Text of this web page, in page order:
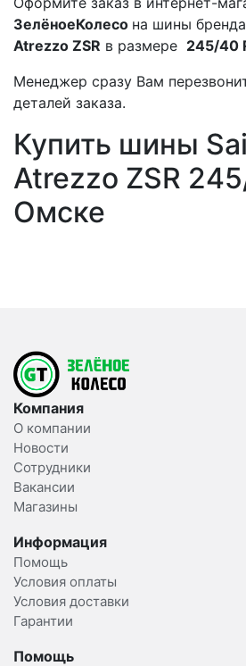
ЗелёноеКолесо на шины бренда
Atrezzo ZSR в размере 245/40
Менеджер сразу Вам
деталей заказа.
Купить шины
Atrezzo ZSR
Омске
Компания
О компании
Новости
Сотрудники
Вакансии
Магазины
Информация
Помощь
Условия оплаты
Условия доставки
Гарантии
Помощь